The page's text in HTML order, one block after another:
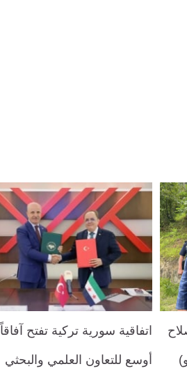
اتفاقية سورية تركية تفتح آفاقاً
أوسع للتعاون العلمي والبحثي